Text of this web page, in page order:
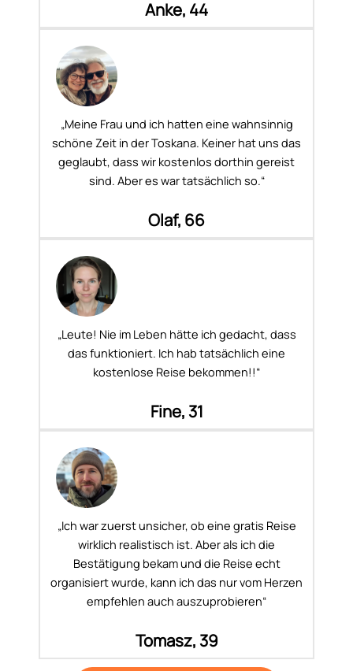
Anke, 44
„Meine Frau und ich hatten eine wahnsinnig
schöne Zeit in der Toskana. Keiner hat uns das
geglaubt, dass wir kostenlos dorthin gereist
sind. Aber es war tatsächlich so.“
Olaf, 66
„Leute! Nie im Leben hätte ich gedacht, dass
das funktioniert. Ich hab tatsächlich eine
kostenlose Reise bekommen!!“
Fine, 31
„Ich war zuerst unsicher, ob eine gratis Reise
wirklich realistisch ist. Aber als ich die
Bestätigung bekam und die Reise echt
organisiert wurde, kann ich das nur vom Herzen
empfehlen auch auszuprobieren“
Tomasz, 39